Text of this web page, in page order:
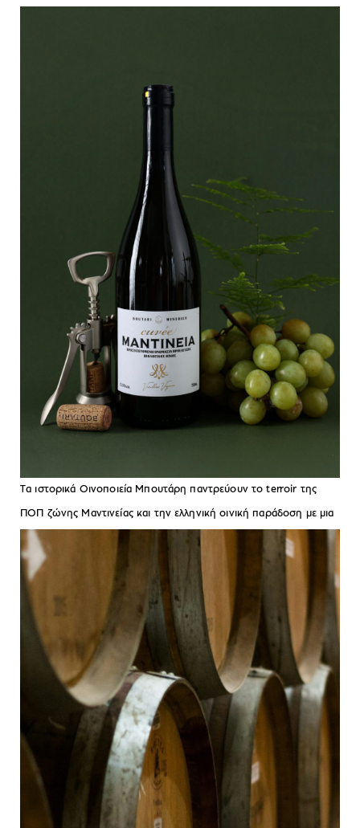
Tα ιστορικά Οινοποιεία Μπουτάρη παντρεύουν το terroir της
ΠΟΠ ζώνης Μαντινείας και την ελληνική οινική παράδοση με μια
σύγχρονη οινοποιητική προσέγγιση